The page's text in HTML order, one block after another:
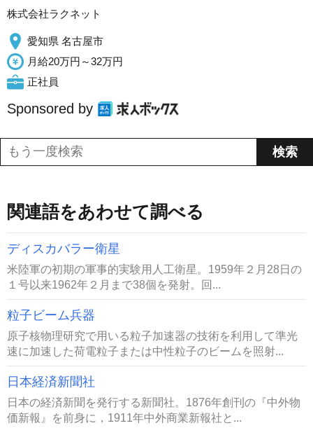
株式会社ラクネット
愛知県 名古屋市
月給20万円～32万円
正社員
Sponsored by
関連語をあわせて調べる
ディスカバラー衛星
米陸軍の初期の軍事的実験用人工衛星。1959年２月28日の
１号以来1962年２月まで38個を発射。回...
粒子ビーム兵器
原子核物理研究で用いる粒子加速器の技術を利用して準光
速に加速した荷電粒子または中性粒子のビームを照射...
日本経済新聞社
日本の経済新聞を発行する新聞社。1876年創刊の『中外物
価新報』を前身に，1911年中外商業新報社と...